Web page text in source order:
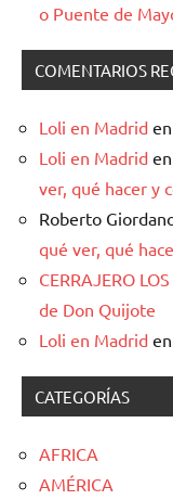
o Puente de
COMENTARIOS
Loli en Madrid en
Loli en Madrid en
ver, qué hacer y
Roberto
qué ver, qué
CERRAJERO
de Don Quijote
Loli en Madrid en
CATEGORÍAS
AFRICA
AMÉRICA